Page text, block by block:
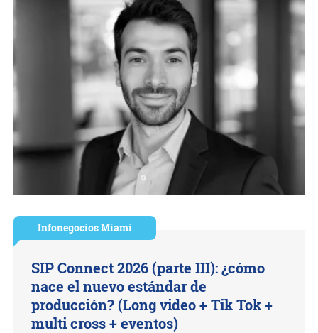
Infonegocios Miami
SIP Connect 2026 (parte III): ¿cómo
nace el nuevo estándar de
producción? (Long video + Tik Tok +
multi cross + eventos)